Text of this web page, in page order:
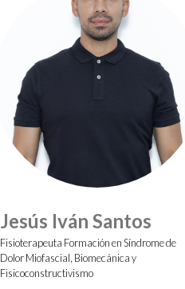
Jesús Iván Santos
Fisioterapeuta Formación en Síndrome de
Dolor Miofascial, Biomecánica y
Fisicoconstructivismo